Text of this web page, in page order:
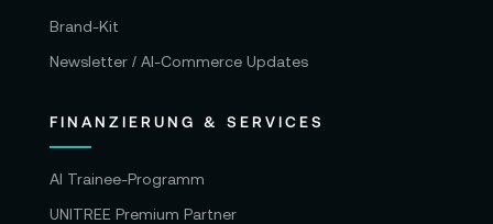
Brand-Kit
Newsletter / AI-Commerce Updates
FINANZIERUNG & SERVICES
AI Trainee-Programm
UNITREE Premium Partner